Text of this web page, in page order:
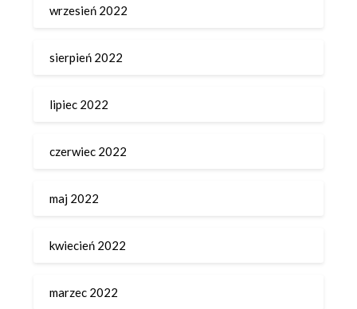
wrzesień 2022
sierpień 2022
lipiec 2022
czerwiec 2022
maj 2022
kwiecień 2022
marzec 2022